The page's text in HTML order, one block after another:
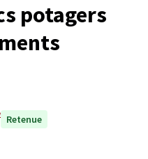
potagers
Retenue